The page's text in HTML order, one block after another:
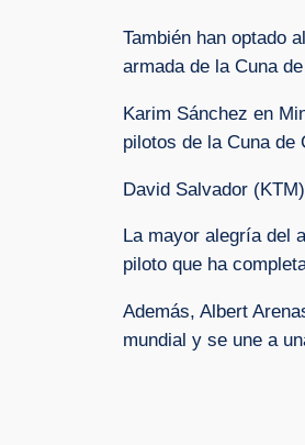
También han optado
armada de la Cuna
Karim Sánchez en
pilotos de la Cuna de
David Salvador
La mayor alegría del
piloto que ha
Además, Albert
mundial y se une a